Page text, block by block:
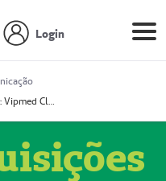
Login
Prestador: Vipmed Clínica Geral Ltda, 51004349-0 (Nome Fantasia: Policlínica Master)